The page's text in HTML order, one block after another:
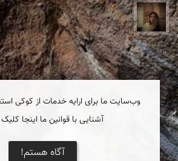
پروین هاوش
وب‌سایت ما برای ارایه خدمات از کوکی
آشنایی با قوانین ما اینجا
آگاه هستم!